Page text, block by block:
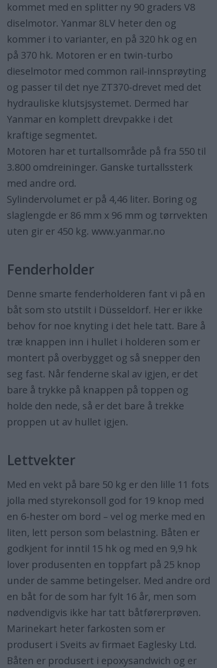
kommet med en splitter ny 90 graders V8
diselmotor. Yanmar 8LV heter den og
kommer i to varianter, en på 320 hk og en
på 370 hk. Motoren er en twin-turbo
dieselmotor med common rail-innsprøyting
og passer til det nye ZT370-drevet med det
hydrauliske klutsjsystemet. Dermed har
Yanmar en komplett drevpakke i det
kraftige segmentet.
Motoren har et turtallsområde på fra 550 til
3.800 omdreininger. Ganske turtallssterk
med andre ord.
Sylindervolumet er på 4,46 liter. Boring og
slaglengde er 86 mm x 96 mm og tørrvekten
uten gir er 450 kg. www.yanmar.no
Fenderholder
Denne smarte fenderholderen fant vi på en
båt som sto utstilt i Düsseldorf. Her er ikke
behov for noe knyting i det hele tatt. Bare å
træ knappen inn i hullet i holderen som er
montert på overbygget og så snepper den
seg fast. Når fenderne skal av igjen, er det
bare å trykke på knappen på toppen og
holde den nede, så er det bare å trekke
proppen ut av hullet igjen.
Lettvekter
Med en vekt på bare 50 kg er den lille 11 fots
jolla med styrekonsoll god for 19 knop med
en 6-hester om bord – vel og merke med en
liten, lett person som belastning. Båten er
godkjent for inntil 15 hk og med en 9,9 hk
lover produsenten en toppfart på 25 knop
under de samme betingelser. Med andre ord
en båt for de som har fylt 16 år, men som
nødvendigvis ikke har tatt båtførerprøven.
Marinekart heter farkosten som er
produsert i Sveits av firmaet Eaglesky Ltd.
Båten er produsert i epoxysandwich og er